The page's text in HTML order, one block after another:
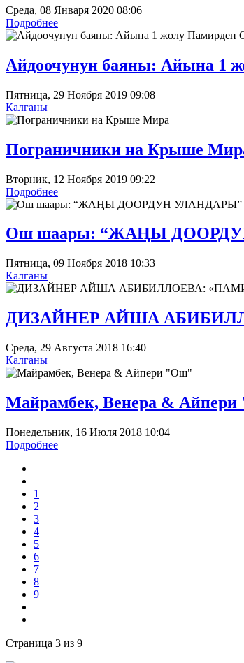
Среда, 08 Января 2020 08:06
Подробнее
Айдоочунун баяны: Айына 1
Пятница, 29 Ноября 2019 09:08
Калганы
Пограничники на Крыше
Вторник, 12 Ноября 2019 09:22
Подробнее
Ош шаары: “ЖАҢЫ ДООРДУН
Пятница, 09 Ноября 2018 10:33
Калганы
ДИЗАЙНЕР АЙША
Среда, 29 Августа 2018 16:40
Калганы
Майрамбек, Венера &
Понедельник, 16 Июля 2018 10:04
Подробнее
1
2
3
4
5
6
7
8
9
Страница 3 из 9